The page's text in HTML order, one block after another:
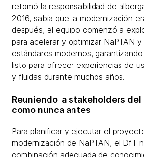
retomó la responsabilidad de
2016, sabía que la modernización
después, el equipo comenzó a
para acelerar y optimizar NaPTAN
estándares modernos,
listo para ofrecer experiencias de
y fluidas durante muchos años.
Reuniendo a stakeholders
como nunca antes
Para planificar y ejecutar el
modernización de NaPTAN, el DfT
combinación adecuada de